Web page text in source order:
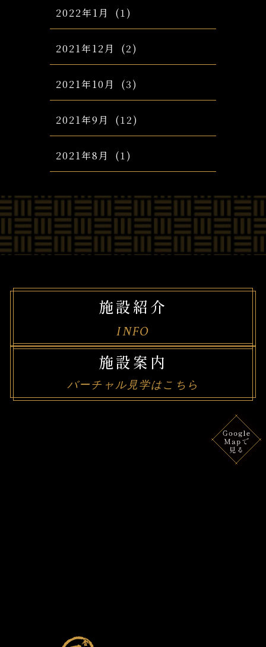
2022年1月 (1)
2021年12月 (2)
2021年10月 (3)
2021年9月 (12)
2021年8月 (1)
施設紹介
INFO
施設案内
バーチャル見学はこちら